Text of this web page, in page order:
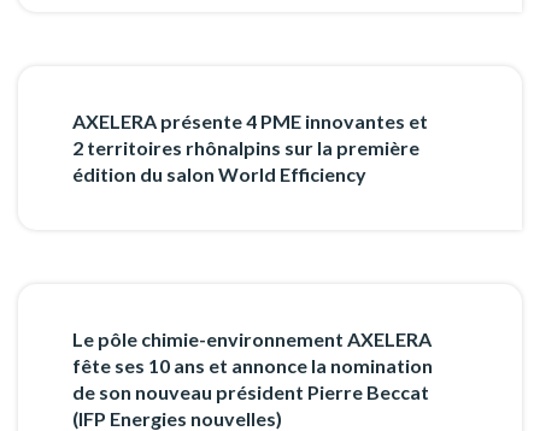
AXELERA présente 4 PME innovantes et
2 territoires rhônalpins sur la première
édition du salon World Efficiency
Le pôle chimie-environnement AXELERA
fête ses 10 ans et annonce la nomination
de son nouveau président Pierre Beccat
(IFP Energies nouvelles)